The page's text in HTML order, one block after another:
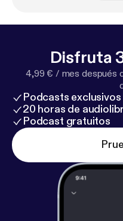
Disfruta
4,99 € / mes después
Podcasts exclusivos
20 horas de
Podcast gratuitos